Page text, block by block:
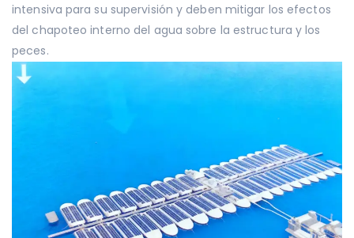
intensiva para su supervisión y deben mitigar los efectos
del chapoteo interno del agua sobre la estructura y los
peces.